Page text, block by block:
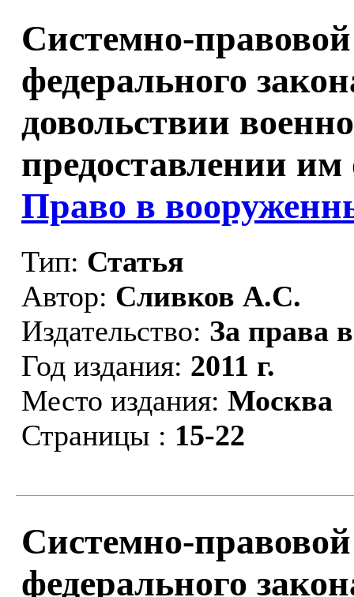
Системно-
федерального
довольствии
предоставлении
Право в
Тип: Статья
Автор: Сливков А.С.
Издательство: За права
Год издания: 2011 г.
Место издания: Москва
Страницы : 15-22
Системно-
федерального